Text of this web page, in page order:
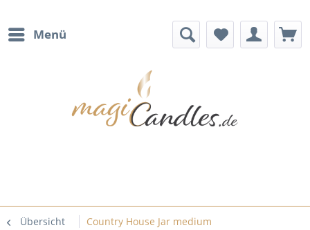
Menü
Übersicht Country House Jar medium